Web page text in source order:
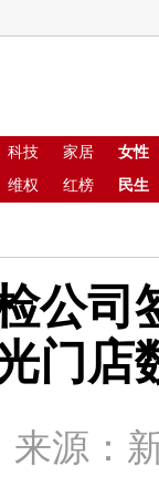
科技 家居
女性
维权 红榜 民生
公司
门店
源：